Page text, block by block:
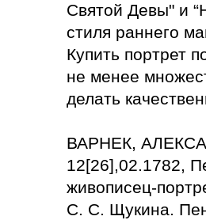
Святой Девы" и
стиля раннего
Купить портрет
не менее
делать
ВАРНЕК,
12[26],02.1782,
живописец-
С. С. Щукина.